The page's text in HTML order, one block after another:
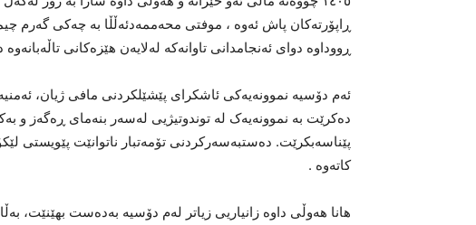
ڕاپۆرتەکان پاش ئەوە ، موفتی محەممەدئەڵڵا بە چەکی گەرم
ڕووداوە دوای ئەنجامدانی تاوانەکە لەلایەن هێزەکانی
ئەم دۆسیە نموونەیەکی ئاشکرای پێشێلکردنی مافی ژیان،
دەکرێت بە نموونەیەک لە توندوتیژیی لەسەر بنەمای ڕەگەز و
پێناسەبکرێت. دەستبەسەرکردنی تۆمەتبار ناتوانێت پێویستی
کاتەوە .
هانا هەوڵی داوە زانیاریی زیاتر لەم دۆسیە بەدەست بهێنێت،